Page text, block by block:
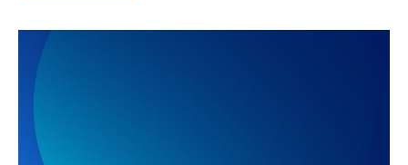
mit großem Einfluss auf das
aktuelle Weltgeschehen.
Israel möchte die Hamas
Audio-Archiv